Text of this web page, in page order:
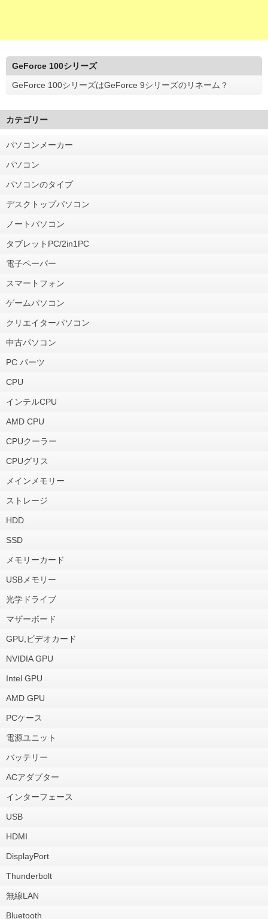
GeForce 100シリーズ
GeForce 100シリーズはGeForce 9シリーズのリネーム？
カテゴリー
パソコンメーカー
パソコン
パソコンのタイプ
デスクトップパソコン
ノートパソコン
タブレットPC/2in1PC
電子ペーパー
スマートフォン
ゲームパソコン
クリエイターパソコン
中古パソコン
PC パーツ
CPU
インテルCPU
AMD CPU
CPUクーラー
CPUグリス
メインメモリー
ストレージ
HDD
SSD
メモリーカード
USBメモリー
光学ドライブ
マザーボード
GPU,ビデオカード
NVIDIA GPU
Intel GPU
AMD GPU
PCケース
電源ユニット
バッテリー
ACアダプター
インターフェース
USB
HDMI
DisplayPort
Thunderbolt
無線LAN
Bluetooth